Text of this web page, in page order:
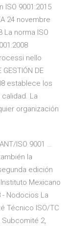
9001:2015
24 novembre
La norma ISO
nello
DE
establece los
La
organización
ISO 9001 …
la
edición
Mexicano
- Nodocios La
Técnico ISO/TC
Subcomité 2,